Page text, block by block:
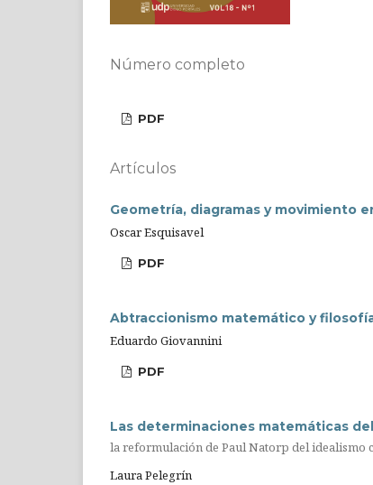
Número completo
PDF
Artículos
Geometría, diagramas y movimiento
Oscar Esquisavel
PDF
Abtraccionismo matemático y
Eduardo Giovannini
PDF
Las determinaciones matemáticas
la reformulación de Paul Natorp del idealismo
Laura Pelegrín